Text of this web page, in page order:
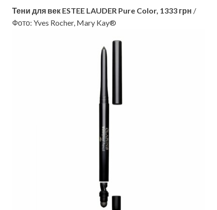
Тени для век ESTEE LAUDER Pure Color, 1333 грн /
Фото: Yves Rocher, Mary Kay®